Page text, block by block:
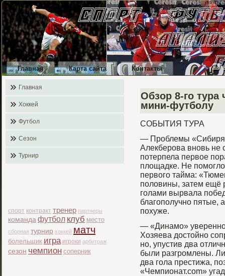
Главная Карта сайта Контакты
Главная
Хоккей
Футбол
Сезон
Турнир
спорт контракт тренер партнеры
команда футбол клуб место
сборная турнир хоккей матч
болельщик игра игроки арбитраж
сезон чемпион соперник
Обзор 8-го тура
мини-футболу
СОБЫТИЯ ТУРА
— Проблемы
Алекберова вновь не
потерпела первое
площадке. Не
первого тайма:
половины, затем ещё
голами вырвала
благополучно пятые,
похуже.
— «Динамο»
Хозяева достойно
но, упустив два
были разгрοмлены.
два гοла престижа,
«Чемпионат.com»